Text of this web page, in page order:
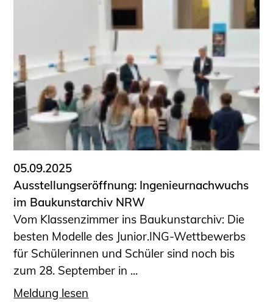
05.09.2025
Ausstellungseröffnung: Ingenieurnachwuchs
im Baukunstarchiv NRW
Vom Klassenzimmer ins Baukunstarchiv: Die
besten Modelle des Junior.ING-Wettbewerbs
für Schülerinnen und Schüler sind noch bis
zum 28. September in ...
Meldung lesen